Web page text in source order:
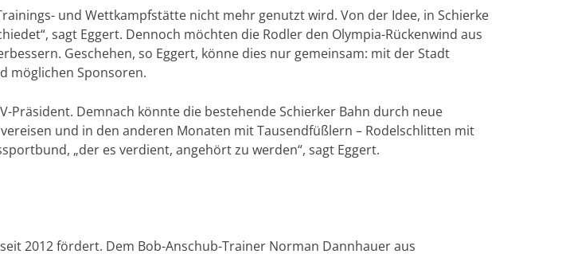
und Wettkampfstätte nicht mehr genutzt wird. Von der Idee, in Schierke
sagt Eggert. Dennoch möchten die Rodler den Olympia-Rückenwind aus
Geschehen, so Eggert, könne dies nur gemeinsam: mit der Stadt
möglichen Sponsoren.
Präsident. Demnach könnte die bestehende Schierker Bahn durch neue
und in den anderen Monaten mit Tausendfüßlern – Rodelschlitten mit
„der es verdient, angehört zu werden“, sagt Eggert.
2012 fördert. Dem Bob-Anschub-Trainer Norman Dannhauer aus